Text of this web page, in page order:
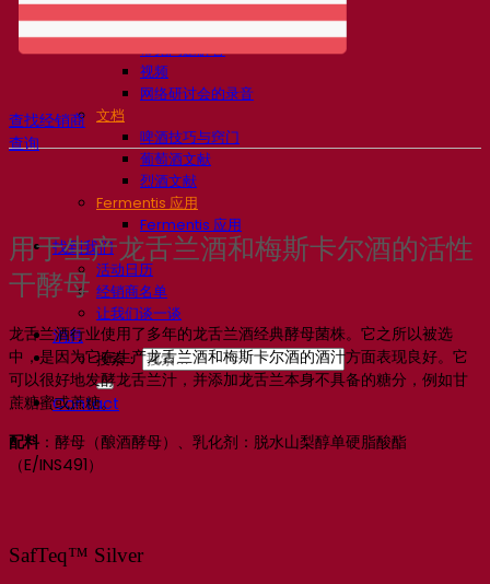
知识中心
专家见解
常见问题解答
视频
网络研讨会的录音
文档
啤酒技巧与窍门
葡萄酒文献
烈酒文献
Fermentis 应用
Fermentis 应用
找到我们
活动日历
经销商名单
让我们谈一谈
消息
搜索：
Contact
查找经销商
查询
用于生产龙舌兰酒和梅斯卡尔酒的活性
干酵母
龙舌兰酒行业使用了多年的龙舌兰酒经典酵母菌株。它之所以被选
中，是因为它在生产龙舌兰酒和梅斯卡尔酒的酒汁方面表现良好。它
可以很好地发酵龙舌兰汁，并添加龙舌兰本身不具备的糖分，例如甘
蔗糖蜜或蔗糖。
配料 ：酵母（酿酒酵母）、乳化剂：脱水山梨醇单硬脂酸酯
（E/INS491）
SafTeq™ Silver